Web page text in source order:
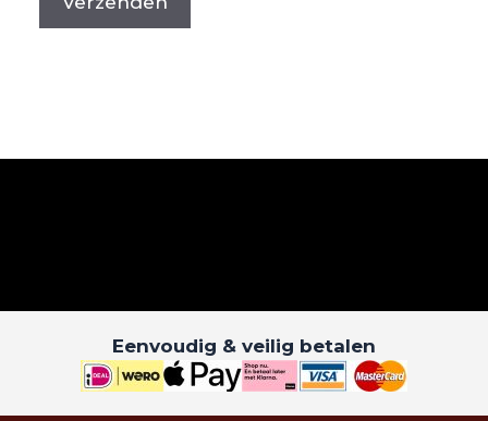
Eenvoudig & veilig betalen